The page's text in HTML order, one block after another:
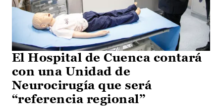
El Hospital de Cuenca contará
con una Unidad de
Neurocirugía que será
“referencia regional”